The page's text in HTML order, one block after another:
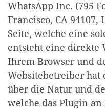
WhatsApp Inc. (795
Francisco, CA 94107,
Seite, welche eine
entsteht eine direkte
Ihrem Browser und
Websitebetreiber
über die Natur und
welche das Plugin